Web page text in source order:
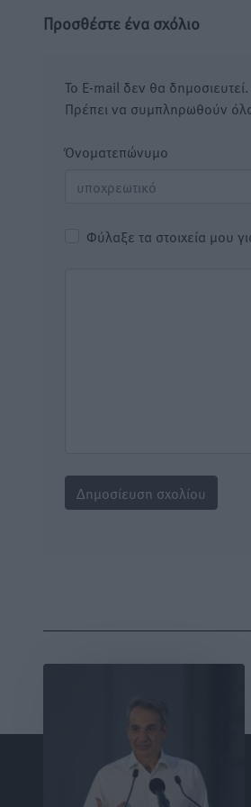
Προσθέστε ένα σχόλιο
Το E-mail δεν θα δημοσιευτεί.
Πρέπει να συμπληρωθούν
Όνοματεπώνυμο
Φύλαξε τα στοιχεία μου